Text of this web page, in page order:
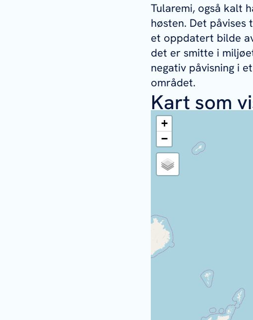
Tularemi, også kalt
høsten. Det
et oppdatert bilde
det er smitte i
negativ påvisning i
området.
Kart som